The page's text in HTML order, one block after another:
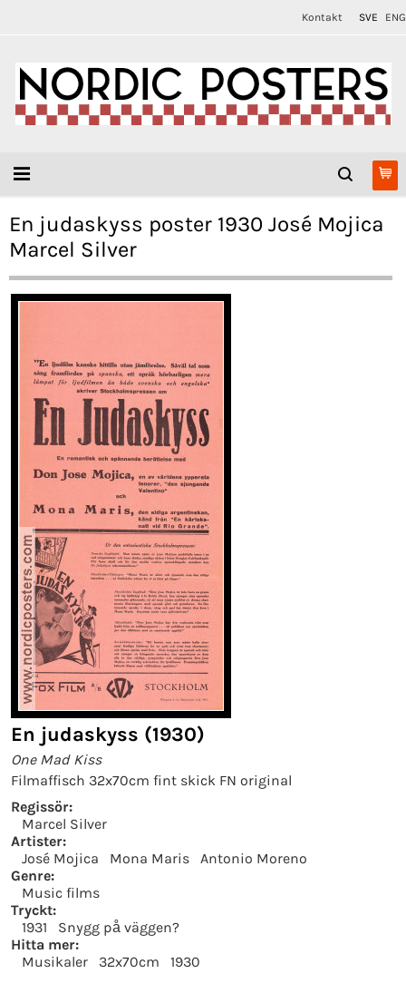
Kontakt SVE ENG
En judaskyss poster 1930 José Mojica
Marcel Silver
En judaskyss (1930)
One Mad Kiss
Filmaffisch 32x70cm fint skick FN original
Regissör:
Marcel Silver
Artister:
José Mojica
Mona Maris
Antonio Moreno
Genre:
Music films
Tryckt:
1931
Snygg på väggen?
Hitta mer:
Musikaler
32x70cm 1930